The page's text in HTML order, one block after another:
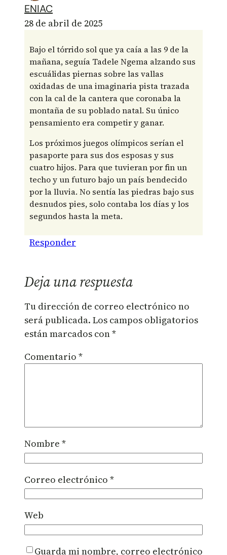
ENIAC
28 de abril de 2025
Bajo el tórrido sol que ya caía a las 9 de la
mañana, seguía Tadele Ngema alzando sus
escuálidas piernas sobre las vallas
oxidadas de una imaginaria pista trazada
con la cal de la cantera que coronaba la
montaña de su poblado natal. Su único
pensamiento era competir y ganar.
Los próximos juegos olímpicos serían el
pasaporte para sus dos esposas y sus
cuatro hijos. Para que tuvieran por fin un
techo y un futuro bajo un país bendecido
por la lluvia. No sentía las piedras bajo sus
desnudos pies, solo contaba los días y los
segundos hasta la meta.
Responder
Deja una respuesta
Tu dirección de correo electrónico no
será publicada. Los campos obligatorios
están marcados con*
Comentario *
Nombre *
Correo electrónico *
Web
Guarda mi nombre, correo electrónico